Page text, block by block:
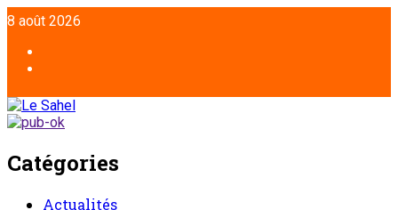
8 août 2026
Catégories
Actualités